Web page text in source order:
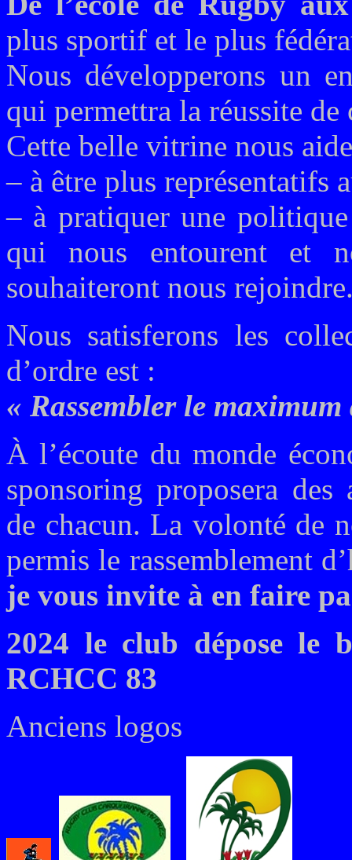
plus sportif et le plus
Nous développerons un
qui permettra la réussite
Cette belle vitrine nous
– à être plus représentatifs
– à pratiquer une
qui nous entourent et
souhaiteront nous
Nous satisferons les
d’ordre est :
« Rassembler le maximum
À l’écoute du monde
sponsoring proposera des
de chacun. La volonté de
permis le rassemblement
je vous invite à en faire
2024 le club dépose le
RCHCC 83
Anciens logos